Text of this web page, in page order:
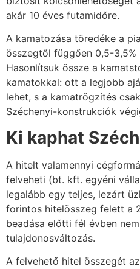
akár 10 éves futamidőre.
A kamatozása töredéke a
összegtől függően 0,5-
Hasonlítsuk össze a
kamatokkal: ott a legjobb
lehet, s a kamatrögzítés
Széchenyi-konstrukciók
Ki kaphat
A hitelt valamennyi
felveheti (bt. kft. egyéni
legalább egy teljes, lezárt
forintos hitelösszeg felett a
beadása előtti fél évben
tulajdonosváltozás.
A felvehető hitel összegét